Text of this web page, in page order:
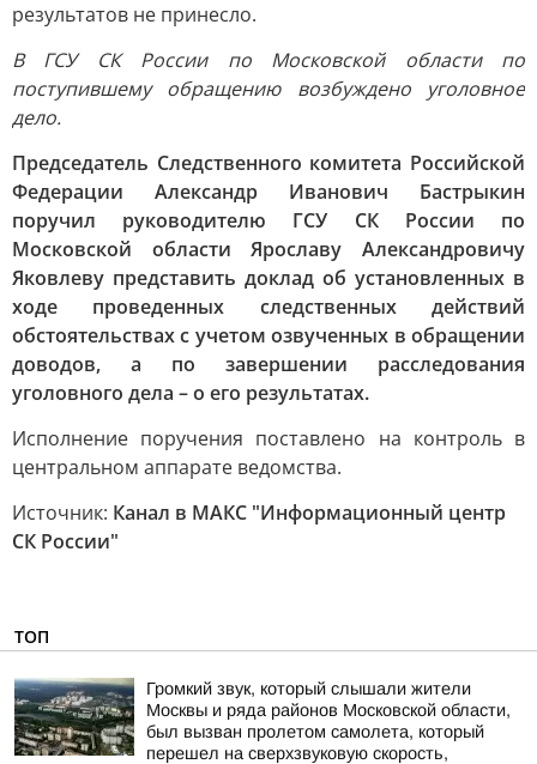
результатов не принесло.
В ГСУ СК России по Московской области по
поступившему обращению возбуждено уголовное
дело.
Председатель Следственного комитета Российской
Федерации Александр Иванович Бастрыкин
поручил руководителю ГСУ СК России по
Московской области Ярославу Александровичу
Яковлеву представить доклад об установленных в
ходе проведенных следственных действий
обстоятельствах с учетом озвученных в обращении
доводов, а по завершении расследования
уголовного дела – о его результатах.
Исполнение поручения поставлено на контроль в
центральном аппарате ведомства.
Источник: Канал в МАКС "Информационный центр
СК России"
ТОП
Громкий звук, который слышали жители
Москвы и ряда районов Московской области,
был вызван пролетом самолета, который
перешел на сверхзвуковую скорость,